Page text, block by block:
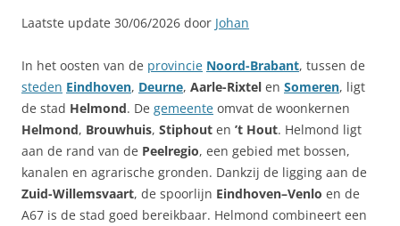
Laatste update 30/06/2026 door Johan
In het oosten van de provincie Noord-Brabant, tussen de
steden Eindhoven, Deurne, Aarle-Rixtel en Someren, ligt
de stad Helmond. De gemeente omvat de woonkernen
Helmond, Brouwhuis, Stiphout en ’t Hout. Helmond ligt
aan de rand van de Peelregio, een gebied met bossen,
kanalen en agrarische gronden. Dankzij de ligging aan de
Zuid-Willemsvaart, de spoorlijn Eindhoven–Venlo en de
A67 is de stad goed bereikbaar. Helmond combineert een